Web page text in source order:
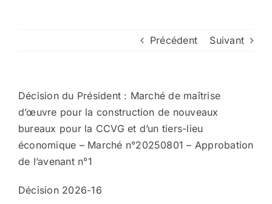
Nous contacter
Aller au site de la CCVG
Précédent Suivant
Décision du Président : Marché de maîtrise
d’œuvre pour la construction de nouveaux
bureaux pour la CCVG et d’un tiers-lieu
économique – Marché n°20250801 – Approbation
de l’avenant n°1
Décision 2026-16